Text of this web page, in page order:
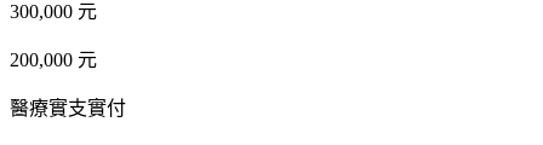
300,000 元
200,000 元
醫療實支實付